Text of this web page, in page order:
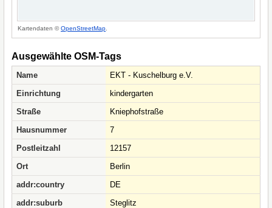
Kartendaten ©OpenStreetMap
Ausgewählte OSM-Tags
Name
EKT - Kuschelburg e.V.
Einrichtung
kindergarten
Straße
Kniephofstraße
Hausnummer
7
Postleitzahl
12157
Ort
Berlin
addr:country
DE
addr:suburb
Steglitz